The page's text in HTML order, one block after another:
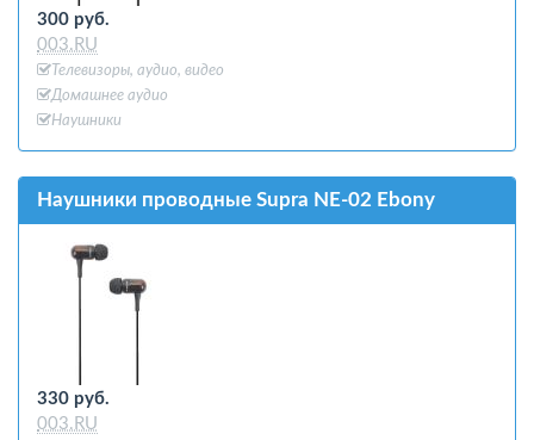
300 руб.
003.RU
Телевизоры, аудио, видео
Домашнее аудио
Наушники
Наушники проводные Supra NE-02 Ebony
330 руб.
003.RU